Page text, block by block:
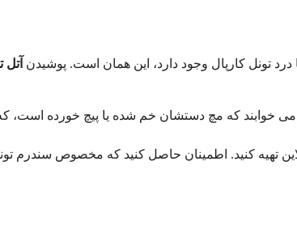
درد تونل کارپال وجود دارد، این همان است. پوشیدن
می خوابند که مچ دستشان خم شده یا پیچ خورده
آنلاین تهیه کنید. اطمینان حاصل کنید که مخصوص